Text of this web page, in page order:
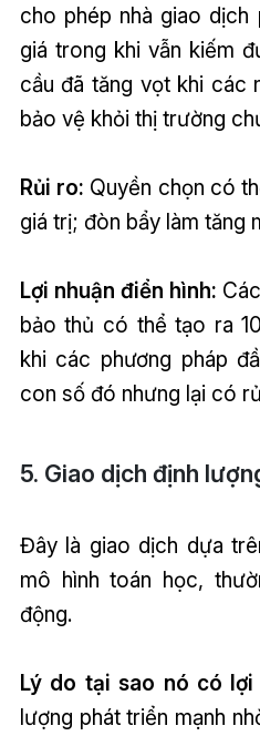
cho phép nhà giao dịch
giá trong khi vẫn kiếm
cầu đã tăng vọt khi các
bảo vệ khỏi thị trường
Rủi ro: Quyền chọn có
giá trị; đòn bẩy làm tăng
Lợi nhuận điển hình:
bảo thủ có thể tạo ra
khi các phương pháp
con số đó nhưng lại có
5. Giao dịch định
Đây là giao dịch dựa
mô hình toán học,
động.
Lý do tại sao nó có lợi
lượng phát triển mạnh